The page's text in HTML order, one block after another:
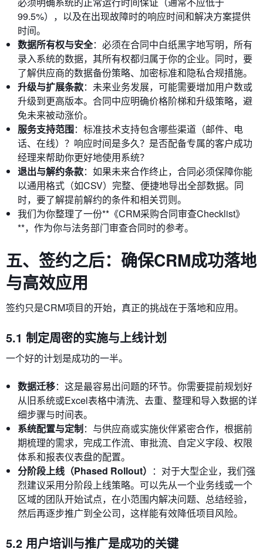
99.5%），以及在出现故障时的响应时间和解决方案提供
时间。
数据所有权与安全：必须在合同中白纸黑字地写明，所有
录入系统的数据，其所有权都归属于你的企业。同时，要
了解供应商的数据备份策略、加密标准和隐私合规措施。
升级与扩展条款：未来业务发展，可能需要增加用户数或
升级到更高版本。合同中应明确价格阶梯和升级策略，避
免未来被动涨价。
服务支持范围：标准技术支持包含哪些渠道（邮件、电
话、在线）？响应时间是多久？是否配备专属的客户成功
经理来帮助你更好地使用系统？
退出与解约条款：如果未来合作终止，合同必须保障你能
以通用格式（如CSV）完整、便捷地导出全部数据。同
时，要了解提前解约的条件和相关罚则。
我们为你整理了一份**《CRM采购合同审查Checklist》
**，作为你与法务部门审查合同时的参考。
五、签约之后：确保CRM成功落地
与高效应用
签约只是CRM项目的开始，真正的挑战在于落地和应用。
5.1 制定周密的实施与上线计划
一个好的计划是成功的一半。
数据迁移：这是最容易出问题的环节。你需要提前规划好
从旧系统或Excel表格中清洗、去重、整理和导入数据的详
细步骤与时间表。
系统配置与定制：与供应商或实施伙伴紧密合作，根据前
期梳理的需求，完成工作流、审批流、自定义字段、权限
体系和报表仪表盘的配置。
分阶段上线（Phased Rollout） ：对于大型企业，我们强
烈建议采用分阶段上线策略。可以先从一个业务线或一个
区域的团队开始试点，在小范围内解决问题、总结经验，
然后再逐步推广到全公司，这样能有效降低项目风险。
5.2 用户培训与推广是成功的关键